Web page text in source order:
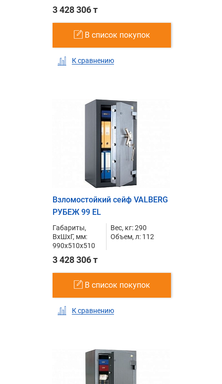
3 428 306 т
В список покупок
К сравнению
Взломостойкий сейф VALBERG
РУБЕЖ 99 EL
Габариты,
ВxШxГ, мм:
990x510x510
Вес, кг: 290
Объем, л: 112
3 428 306 т
В список покупок
К сравнению